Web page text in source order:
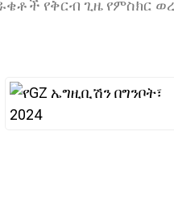
የቅርብ ጊዜ የምስክር